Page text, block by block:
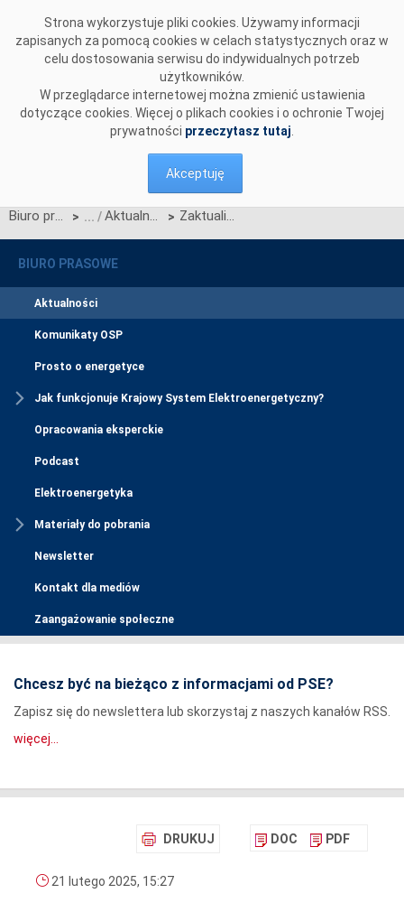
Strona wykorzystuje pliki cookies. Używamy informacji
zapisanych za pomocą cookies w celach statystycznych oraz w
celu dostosowania serwisu do indywidualnych potrzeb
użytkowników.
W przeglądarce internetowej można zmienić ustawienia
dotyczące cookies. Więcej o plikach cookies i o ochronie Twojej
prywatności przeczytasz tutaj
Akceptuję
Biuro prasowe > Aktualności > Zaktualizowany Plan wdrożenia CSIRE
BIURO PRASOWE
Aktualności
Komunikaty OSP
Prosto o energetyce
Jak funkcjonuje Krajowy System Elektroenergetyczny?
Opracowania eksperckie
Podcast
Elektroenergetyka
Materiały do pobrania
Newsletter
Kontakt dla mediów
Zaangażowanie społeczne
Chcesz być na bieżąco z informacjami od PSE?
Zapisz się do newslettera lub skorzystaj z naszych kanałów RSS.
więcej...
DRUKUJ DOC PDF
21 lutego 2025, 15:27